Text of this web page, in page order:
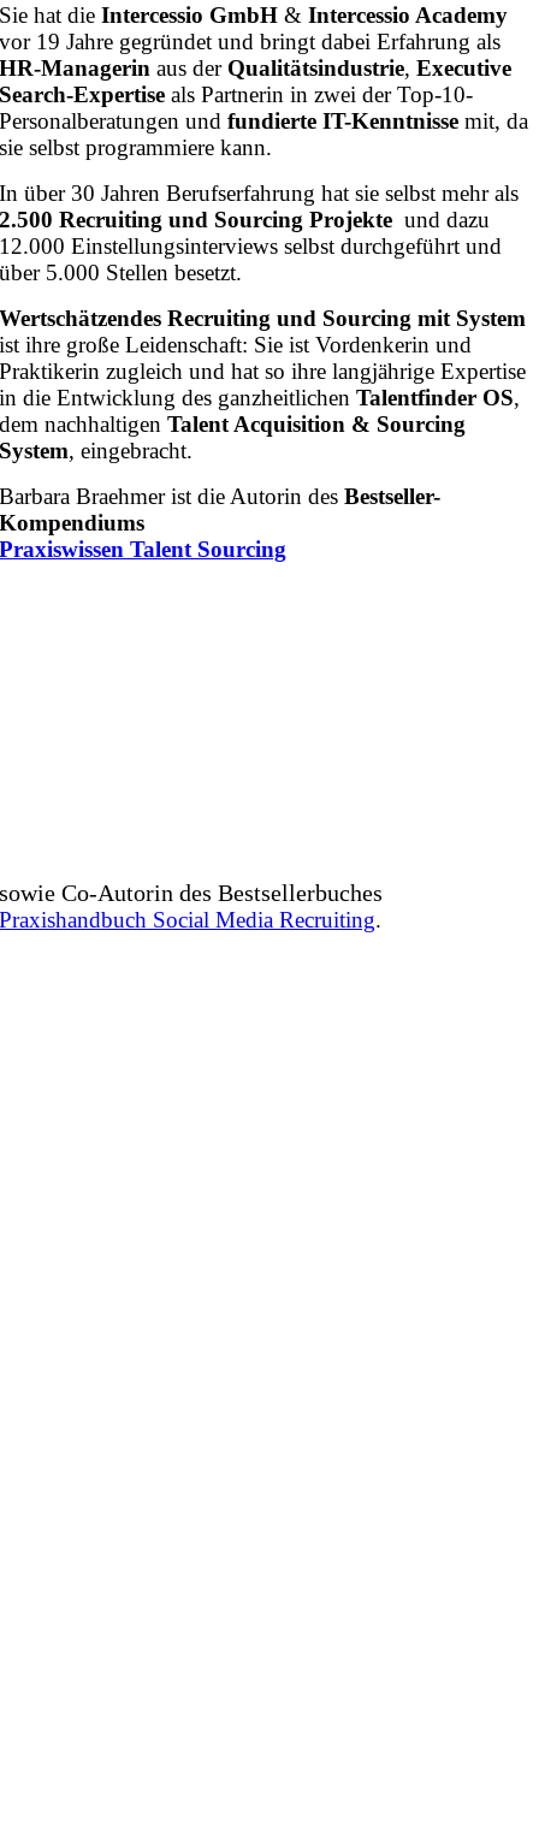
Sie hat dieIntercessio GmbH& Intercessio Academy
vor 19 Jahre gegründet und bringt dabei Erfahrung als
HR-Managerinaus derQualitätsindustrie,Executive
Search-Expertise als Partnerin in zwei der Top-10-
Personalberatungen undfundierte IT-Kenntnisse mit, da
sie selbst programmiere kann.
In über 30 Jahren Berufserfahrung hat sie selbst mehr als
2.500 Recruiting und Sourcing Projekte und dazu
12.000 Einstellungsinterviews selbst durchgeführt und
über 5.000 Stellen besetzt.
Wertschätzendes Recruiting und Sourcing mit System
ist ihre große Leidenschaft: Sie ist Vordenkerin und
Praktikerin zugleich und hat so ihre langjährige Expertise
in die Entwicklung des ganzheitlichenTalentfinder OS,
dem nachhaltigenTalent Acquisition & Sourcing
System, eingebracht.
Barbara Braehmer ist die Autorin desBestseller-
Kompendiums
Praxiswissen Talent Sourcing
sowie Co-Autorin des Bestsellerbuches
Praxishandbuch Social Media Recruiting.